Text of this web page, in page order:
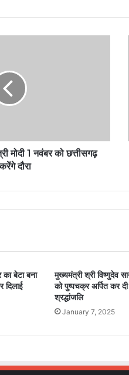
मोदी 1 नवंबर को छत्तीसगढ़
दौरा
बेटा बना
दिलाई
मुख्यमंत्री श्री विष्णुदेव
को पुष्पचक्र अर्पित कर दी
श्रद्धांजलि
January 7, 2025